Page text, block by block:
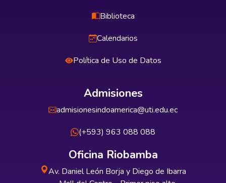
Biblioteca
Calendarios
Política de Uso de Datos
Admisiones
admisionesindoamerica@uti.edu.ec
(+593) 963 088 088
Oficina Riobamba
Av. Daniel León Borja y Diego de Ibarra